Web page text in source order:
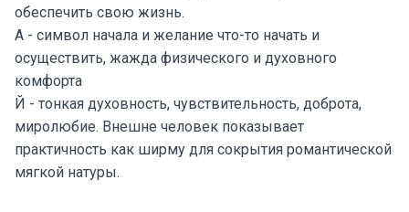
обеспечить свою жизнь.
А - символ начала и желание что-то начать и
осуществить, жажда физического и духовного
комфорта
Й - тонкая духовность, чувствительность, доброта,
миролюбие. Внешне человек показывает
практичность как ширму для сокрытия романтической
мягкой натуры.